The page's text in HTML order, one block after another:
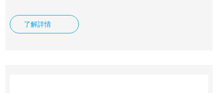
料，第二即是在鐵皮保溫施工過程中的一些注意事項。首先說
一個在鐵皮保溫施工中普遍適用的保溫材料-保溫板。
了解詳情